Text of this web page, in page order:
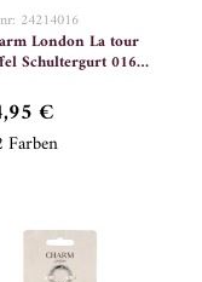
24214016
London La tour
Schultergurt 016
€
Farben